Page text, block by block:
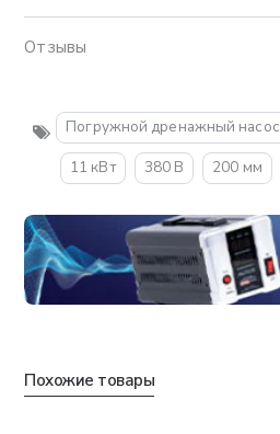
Отзывы
Погружной дренажный насос
11 кВт
380 В 200 мм
Похожие товары